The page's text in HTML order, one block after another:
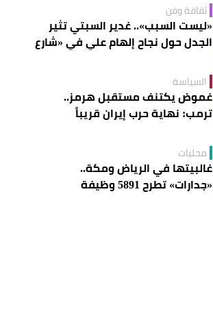
ثقافة وفن
«ليست السبب».. غدير السبتي تثير
الجدل حول نجاح إلهام علي في «شارع
السياسة
غموض يكتنف مستقبل هرمز..
ترمب: نهاية حرب إيران قريباً
محليات
غالبيتها في الرياض ومكة..
«جدارات» تطرح 5891 وظيفة